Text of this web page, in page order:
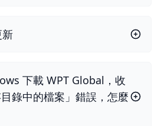
下載 WPT Global，收
錄中的檔案」錯誤，怎麼